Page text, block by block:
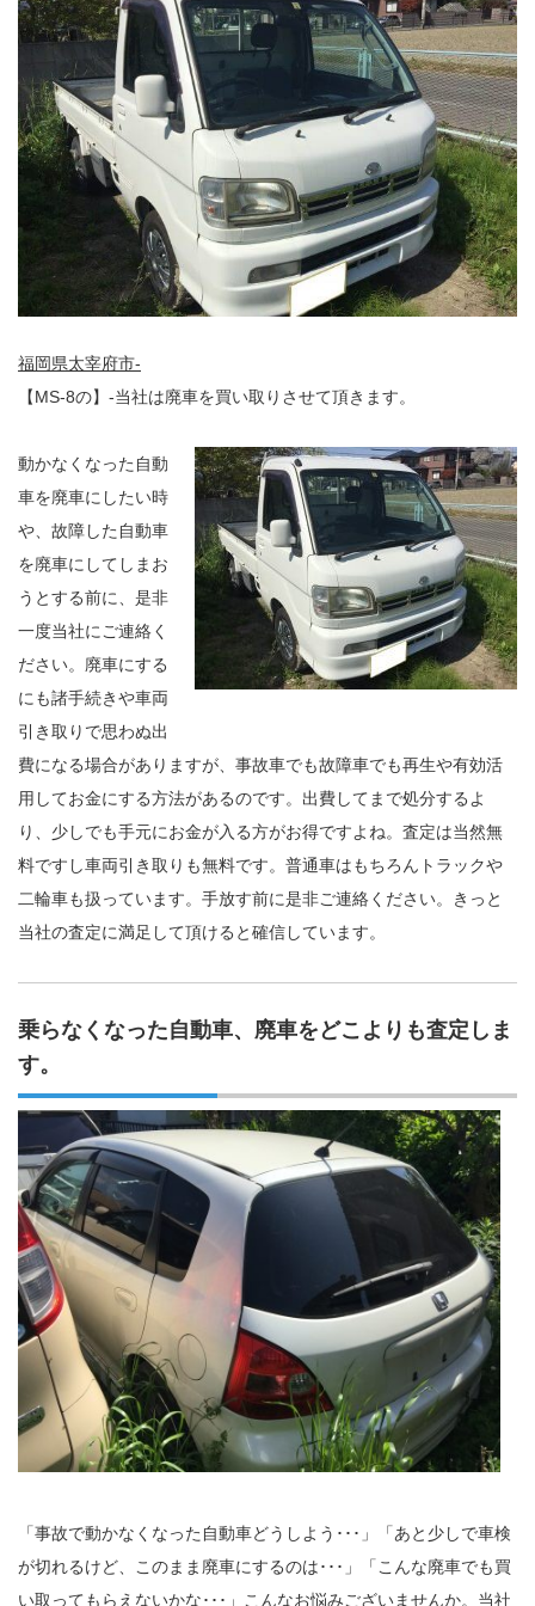
福岡県太宰府市-
【MS-8の】-当社は廃車を買い取りさせて頂きます。
動かなくなった自動
車を廃車にしたい時
や、故障した自動車
を廃車にしてしまお
うとする前に、是非
一度当社にご連絡く
ださい。廃車にする
にも諸手続きや車両
引き取りで思わぬ出
費になる場合がありますが、事故車でも故障車でも再生や有効活
用してお金にする方法があるのです。出費してまで処分するよ
り、少しでも手元にお金が入る方がお得ですよね。査定は当然無
料ですし車両引き取りも無料です。普通車はもちろんトラックや
二輪車も扱っています。手放す前に是非ご連絡ください。きっと
当社の査定に満足して頂けると確信しています。
乗らなくなった自動車、廃車をどこよりも査定しま
す。
「事故で動かなくなった自動車どうしよう･･･」「あと少しで車検
が切れるけど、このまま廃車にするのは･･･」「こんな廃車でも買
い取ってもらえないかな･･･」こんなお悩みございませんか。当社